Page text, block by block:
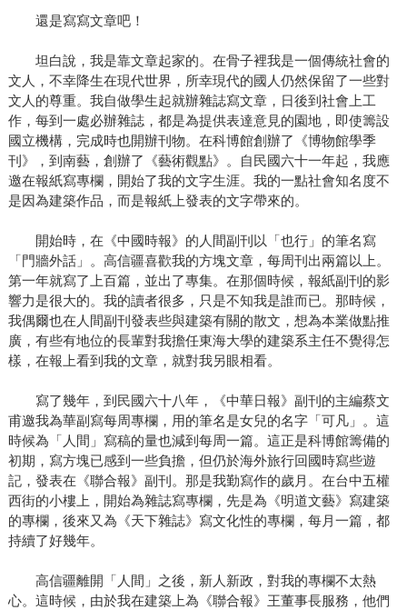
還是寫寫文章吧！
坦白說，我是靠文章起家的。在骨子裡我是一個傳統社會的
文人，不幸降生在現代世界，所幸現代的國人仍然保留了一些對
文人的尊重。我自做學生起就辦雜誌寫文章，日後到社會上工
作，每到一處必辦雜誌，都是為提供表達意見的園地，即使籌設
國立機構，完成時也開辦刊物。在科博館創辦了《博物館學季
刊》，到南藝，創辦了《藝術觀點》。自民國六十一年起，我應
邀在報紙寫專欄，開始了我的文字生涯。我的一點社會知名度不
是因為建築作品，而是報紙上發表的文字帶來的。
開始時，在《中國時報》的人間副刊以「也行」的筆名寫
「門牆外話」。高信疆喜歡我的方塊文章，每周刊出兩篇以上。
第一年就寫了上百篇，並出了專集。在那個時候，報紙副刊的影
響力是很大的。我的讀者很多，只是不知我是誰而已。那時候，
我偶爾也在人間副刊發表些與建築有關的散文，想為本業做點推
廣，有些有地位的長輩對我擔任東海大學的建築系主任不覺得怎
樣，在報上看到我的文章，就對我另眼相看。
寫了幾年，到民國六十八年，《中華日報》副刊的主編蔡文
甫邀我為華副寫每周專欄，用的筆名是女兒的名字「可凡」。這
時候為「人間」寫稿的量也減到每周一篇。這正是科博館籌備的
初期，寫方塊已感到一些負擔，但仍於海外旅行回國時寫些遊
記，發表在《聯合報》副刊。那是我勤寫作的歲月。在台中五權
西街的小樓上，開始為雜誌寫專欄，先是為《明道文藝》寫建築
的專欄，後來又為《天下雜誌》寫文化性的專欄，每月一篇，都
持續了好幾年。
高信疆離開「人間」之後，新人新政，對我的專欄不太熱
心。這時候，由於我在建築上為《聯合報》王董事長服務，他們